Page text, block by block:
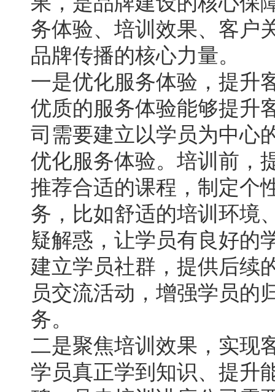
务体验、培训效果、客户
品牌传播的核心力量。
一是优化服务体验，提升
优质的服务体验能够提升
司需要建立以学员为中心
优化服务体验。培训前，
推荐合适的课程，制定个
务，比如舒适的培训环境
疑解惑，让学员有良好的
建立学员社群，提供后续
员交流活动，增强学员的
务。
二是聚焦培训效果，实现
学员真正学到知识、提升